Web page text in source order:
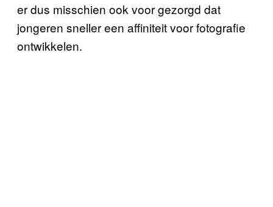
er dus misschien ook voor gezorgd dat
jongeren sneller een affiniteit voor fotografie
ontwikkelen.